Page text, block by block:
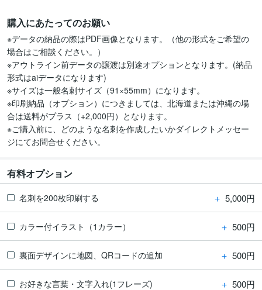
購入にあたってのお願い
※データの納品の際はPDF画像となります。（他の形式をご希望の
場合はご相談ください。）
※アウトライン前データの譲渡は別途オプションとなります。(納品
形式はaiデータになります)
※サイズは一般名刺サイズ（91×55mm）になります。
※印刷納品（オプション）につきましては、北海道または沖縄の場
合は送料がプラス（+2,000円）となります。
※ご購入前に、どのような名刺を作成したいかダイレクトメッセー
有料オプション
名刺を200枚印刷する ＋ 5,000円
カラー付イラスト（1カラー） ＋ 500円
裏面デザインに地図、QRコードの追加 ＋ 500円
お好きな言葉・文字入れ(1フレーズ) ＋ 500円